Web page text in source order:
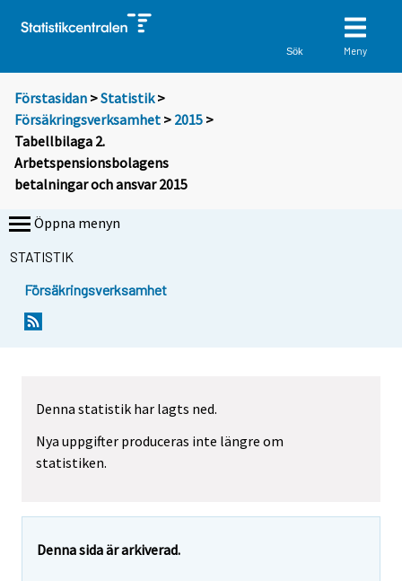
Sök Meny
Förstasidan >Statistik >
Försäkringsverksamhet > 2015 >
Tabellbilaga 2.
Arbetspensionsbolagens
betalningar och ansvar 2015
Öppna menyn
STATISTIK
Försäkringsverksamhet
Denna statistik har lagts ned.
Nya uppgifter produceras inte längre om
statistiken.
Denna sida är arkiverad.